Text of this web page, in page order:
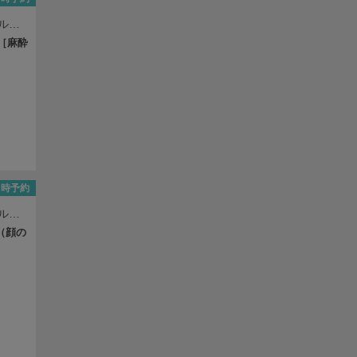
デ
麻酔
予約
デ
顔の